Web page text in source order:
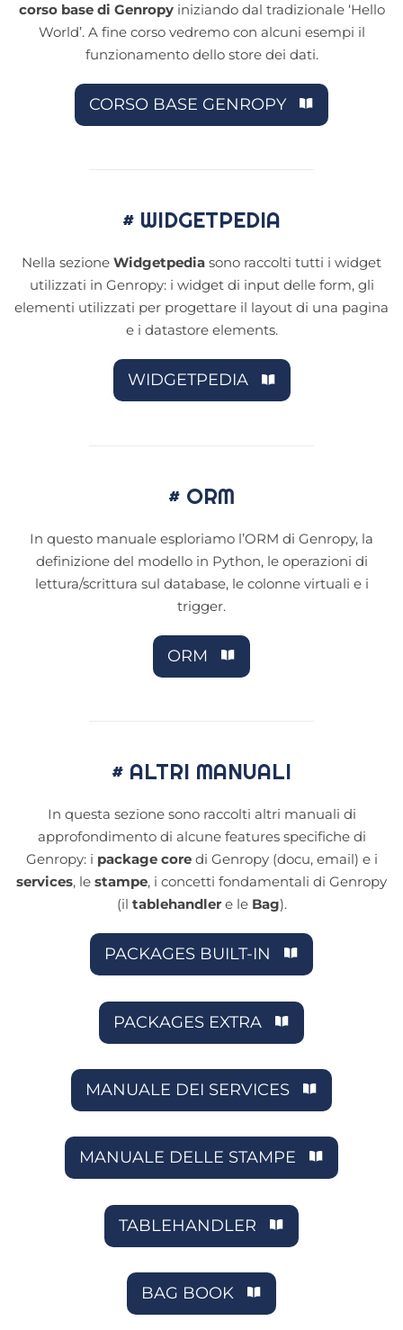
corso base di Genropyiniziando dal tradizionale ‘Hello
World’. A fine corso vedremo con alcuni esempi il
funzionamento dello store dei dati.
CORSO BASE GENROPY
# WIDGETPEDIA
Nella sezione Widgetpedia sono raccolti tutti i widget
utilizzati in Genropy: i widget di input delle form, gli
elementi utilizzati per progettare il layout di una pagina
e i datastore elements.
WIDGETPEDIA
# ORM
In questo manuale esploriamo l’ORM di Genropy, la
definizione del modello in Python, le operazioni di
lettura/scrittura sul database, le colonne virtuali e i
trigger.
ORM
# ALTRI MANUALI
In questa sezione sono raccolti altri manuali di
approfondimento di alcune features specifiche di
Genropy: i package coredi Genropy (docu, email) e i
services, le stampe, i concetti fondamentali di Genropy
(il tablehandlere le Bag).
PACKAGES BUILT-IN
PACKAGES EXTRA
MANUALE DEI SERVICES
MANUALE DELLE STAMPE
TABLEHANDLER
BAG BOOK